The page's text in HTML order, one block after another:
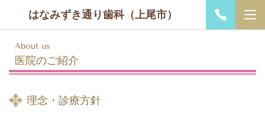
はなみずき通り歯科（上尾市）
About us
医院のご紹介
理念・診療方針